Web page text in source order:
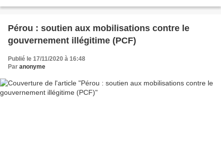
Pérou : soutien aux mobilisations contre le
gouvernement illégitime (PCF)
Publié le 17/11/2020 à 16:48
Par anonyme